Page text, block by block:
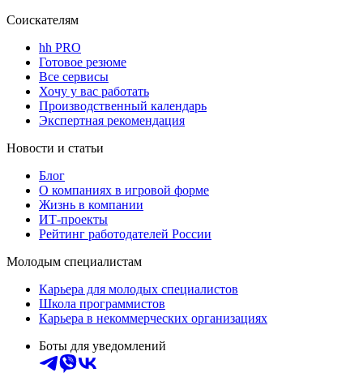
Соискателям
hh PRO
Готовое резюме
Все сервисы
Хочу у вас работать
Производственный календарь
Экспертная рекомендация
Новости и статьи
Блог
О компаниях в игровой форме
Жизнь в компании
ИТ-проекты
Рейтинг работодателей России
Молодым специалистам
Карьера для молодых специалистов
Школа программистов
Карьера в некоммерческих организациях
Боты для уведомлений